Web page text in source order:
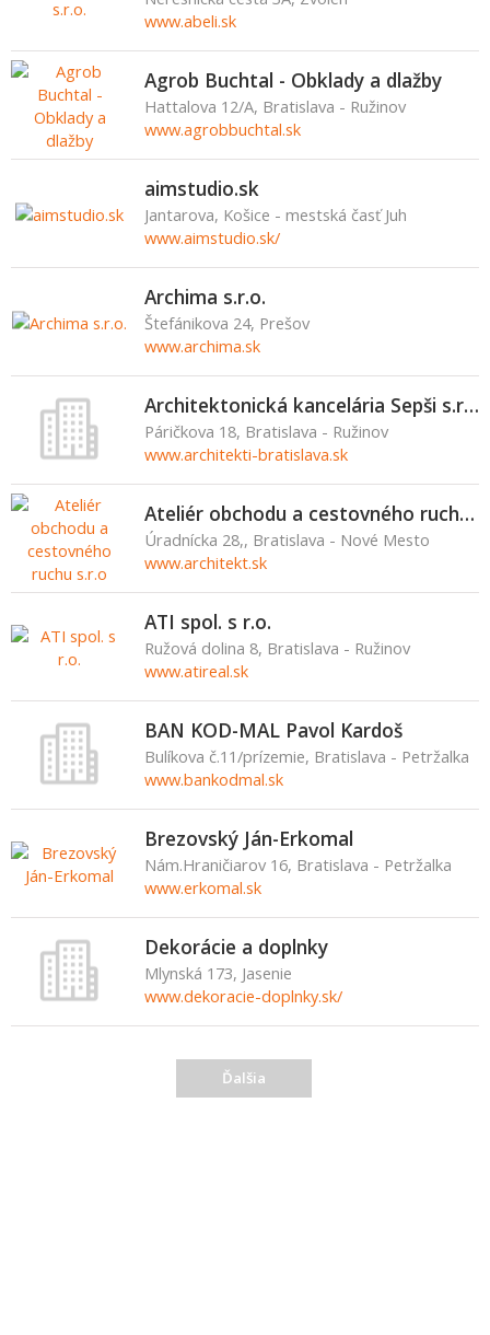
www.abeli.sk
Agrob Buchtal - Obklady a dlažby
Hattalova 12/A, Bratislava - Ružinov
www.agrobbuchtal.sk
aimstudio.sk
Jantarova, Košice - mestská časť Juh
www.aimstudio.sk/
Archima s.r.o.
Štefánikova 24, Prešov
www.archima.sk
Architektonická kancelária Sepši s.r.o.
Páričkova 18, Bratislava - Ružinov
www.architekti-bratislava.sk
Ateliér obchodu a cestovného ruchu s.r.o
Úradnícka 28,, Bratislava - Nové Mesto
www.architekt.sk
ATI spol. s r.o.
Ružová dolina 8, Bratislava - Ružinov
www.atireal.sk
BAN KOD-MAL Pavol Kardoš
Bulíkova č.11/prízemie, Bratislava - Petržalka
www.bankodmal.sk
Brezovský Ján-Erkomal
Nám.Hraničiarov 16, Bratislava - Petržalka
www.erkomal.sk
Dekorácie a doplnky
Mlynská 173, Jasenie
www.dekoracie-doplnky.sk/
Ďalšia